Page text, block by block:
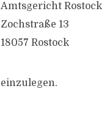
Amtsgericht Rostock
Zochstraße 13
18057 Rostock
einzulegen.